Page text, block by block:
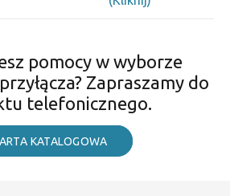
pomocy w wyborze
Zapraszamy do
telefonicznego.
KATALOGOWA